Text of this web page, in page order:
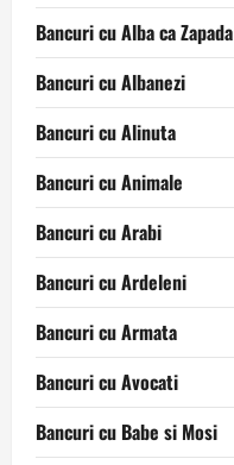
Bancuri cu Alba ca Zapada
Bancuri cu Albanezi
Bancuri cu Alinuta
Bancuri cu Animale
Bancuri cu Arabi
Bancuri cu Ardeleni
Bancuri cu Armata
Bancuri cu Avocati
Bancuri cu Babe si Mosi